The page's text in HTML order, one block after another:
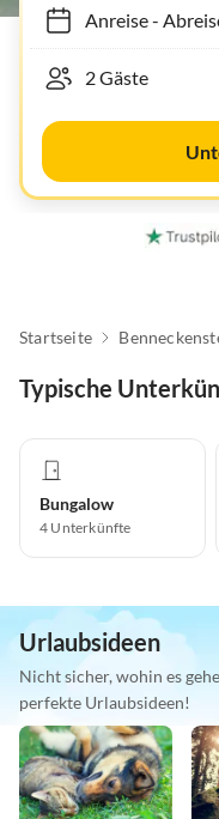
Anreise- Abreise
Startseite
Typische
Bungalow
4 Unterkünfte
Urlaubsideen
Nicht sicher, wohin es
perfekte Urlaubsideen!